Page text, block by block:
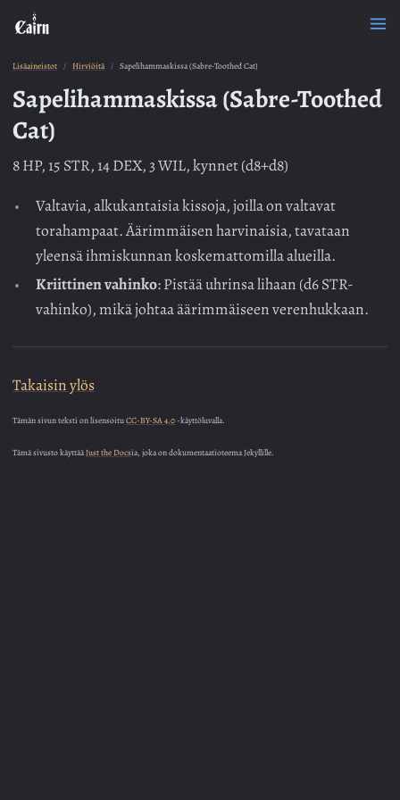
Lisäaineistot Hirviöitä Sapelihammaskissa (Sabre-Toothed Cat)
Sapelihammaskissa (Sabre-Toothed
Cat)
8 HP, 15 STR, 14 DEX, 3 WIL, kynnet (d8+d8)
Valtavia, alkukantaisia kissoja, joilla on valtavat
torahampaat. Äärimmäisen harvinaisia, tavataan
yleensä ihmiskunnan koskemattomilla alueilla.
Kriittinen vahinko: Pistää uhrinsa lihaan (d6 STR-
vahinko), mikä johtaa äärimmäiseen verenhukkaan.
Takaisin ylös
Tämän sivun teksti on lisensoituCC-BY-SA 4.0-käyttöluvalla.
Tämä sivusto käyttääJust the Docsia, joka on dokumentaatioteema Jekyllille.